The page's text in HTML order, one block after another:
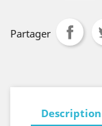
Partager
Description